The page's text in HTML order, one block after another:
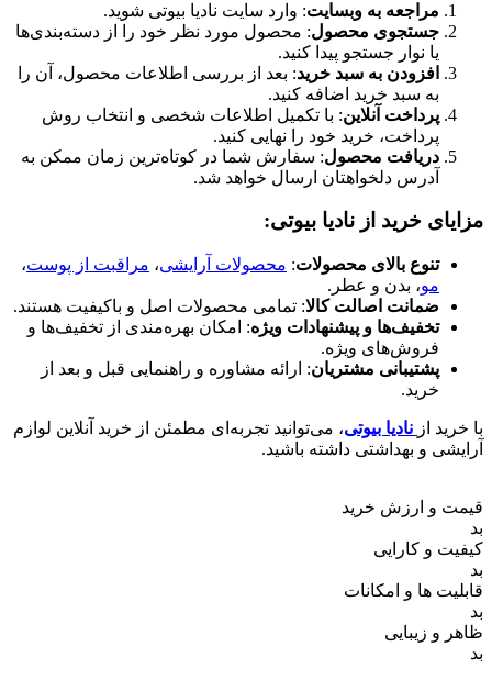
مراجعه به وبسایت: وارد سایت نادیا بیوتی شوید.
جستجوی محصول: محصول مورد نظر خود را از دسته‌بندی‌ها
یا نوار جستجو پیدا کنید.
افزودن به سبد خرید: بعد از بررسی اطلاعات محصول، آن را
به سبد خرید اضافه کنید.
پرداخت آنلاین: با تکمیل اطلاعات شخصی و انتخاب روش
پرداخت، خرید خود را نهایی کنید.
دریافت محصول: سفارش شما در کوتاه‌ترین زمان ممکن به
آدرس دلخواهتان ارسال خواهد شد.
مزایای خرید از نادیا بیوتی:
تنوع بالای محصولات: محصولات آرایشی، مراقبت از پوست،
مو، بدن و عطر.
ضمانت اصالت کالا: تمامی محصولات اصل و باکیفیت هستند.
تخفیف‌ها و پیشنهادات ویژه: امکان بهره‌مندی از تخفیف‌ها و
فروش‌های ویژه.
پشتیبانی مشتریان: ارائه مشاوره و راهنمایی قبل و بعد از
خرید.
با خرید از نادیا بیوتی، می‌توانید تجربه‌ای مطمئن از خرید آنلاین لوازم
آرایشی و بهداشتی داشته باشید.
قیمت و ارزش خرید
بد
کیفیت و کارایی
بد
قابلیت ها و امکانات
بد
ظاهر و زیبایی
بد